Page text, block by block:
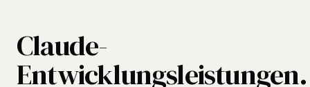
Claude-
Entwicklungsleistungen.